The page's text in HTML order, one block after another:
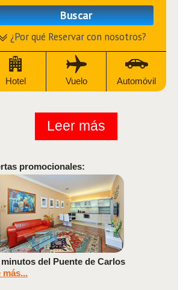
Buscar
¿Por qué Reservar con nosotros?
Hotel Vuelo Automóvil
Leer más
promocionales:
minutos del Puente de Carlos
más...